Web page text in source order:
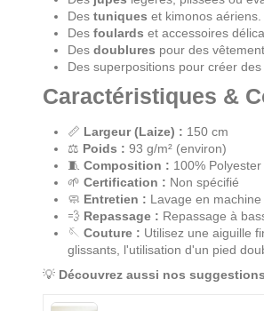
Des tuniques et kimonos aériens.
Des foulards et accessoires
Des doublures pour des
Des superpositions pour créer
Caractéristiques &
📏 Largeur (Laize) : 150 cm
⚖️ Poids : 93 g/m² (environ)
🧵 Composition : 100% Polyester
🌱 Certification : Non spécifié
🧼 Entretien : Lavage en
💨 Repassage : Repassage à
🪡 Couture : Utilisez une aiguille
glissants, l'utilisation d'un pied
💡 Découvrez aussi nos